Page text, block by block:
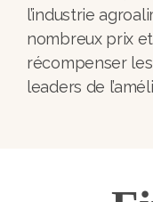
l’industrie
nombreux prix
récompenser
leaders de